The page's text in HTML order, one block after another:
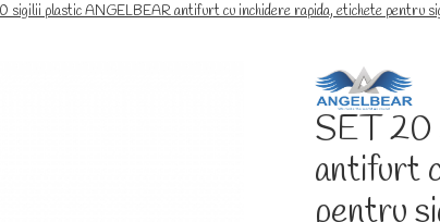
sigilii plastic ANGELBEAR antifurt cu inchidere rapida, etichete pentru
SET 20
antifurt